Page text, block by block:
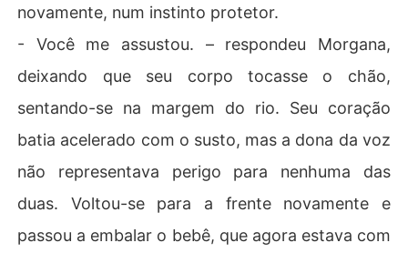
novamente, num instinto protetor.
- Você me assustou. – respondeu Morgana,
deixando que seu corpo tocasse o chão,
sentando-se na margem do rio. Seu coração
batia acelerado com o susto, mas a dona da voz
não representava perigo para nenhuma das
duas. Voltou-se para a frente novamente e
passou a embalar o bebê, que agora estava com